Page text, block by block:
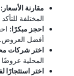
مقارنة الأسعار:
المختلفة
احجز مبكرًا:
أفضل العروض.
اختر شركات
المحلية
اختر استئجارًا